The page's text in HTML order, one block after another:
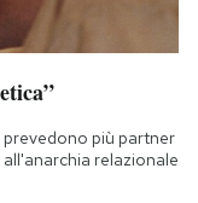
più partner
relazionale